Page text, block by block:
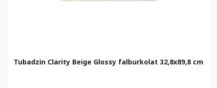
Tubadzin Clarity Beige Glossy falburkolat 32,8x89,8 cm